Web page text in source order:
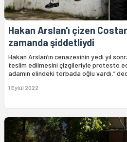
Hakan Arslan'ı çizen
zamanda şiddetliydi
Hakan Arslan’ın cenazesinin yedi yıl
teslim edilmesini çizgileriyle protesto
adamın elindeki torbada oğlu vardı,”
1 Eylül 2022